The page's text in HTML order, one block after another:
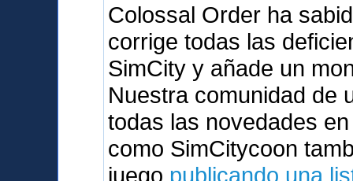
Colossal Order ha
corrige todas las
SimCity y añade un
Nuestra comunidad de
todas las novedades
como SimCitycoon
juego publicando una